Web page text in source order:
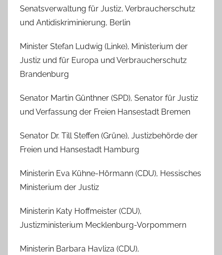
Senatsverwaltung für Justiz, Verbraucherschutz
und Antidiskriminierung, Berlin
Minister Stefan Ludwig (Linke), Ministerium der
Justiz und für Europa und Verbraucherschutz
Brandenburg
Senator Martin Günthner (SPD), Senator für Justiz
und Verfassung der Freien Hansestadt Bremen
Senator Dr. Till Steffen (Grüne), Justizbehörde der
Freien und Hansestadt Hamburg
Ministerin Eva Kühne-Hörmann (CDU), Hessisches
Ministerium der Justiz
Ministerin Katy Hoffmeister (CDU),
Justizministerium Mecklenburg-Vorpommern
Ministerin Barbara Havliza (CDU),